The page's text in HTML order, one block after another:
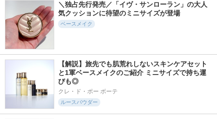
＼独占先行発売／「イヴ・サンローラン」の大人
気クッションに待望のミニサイズが登場
ベースメイク
【解説】旅先でも肌荒れしないスキンケアセット
と1軍ベースメイクのご紹介 ミニサイズで持ち運
びも◎
クレ・ド・ポー ボーテ
ルースパウダー